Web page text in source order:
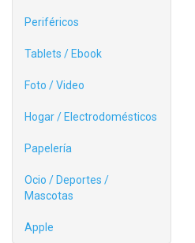
Periféricos
Tablets / Ebook
Foto / Video
Hogar / Electrodomésticos
Papelería
Ocio / Deportes /
Mascotas
Apple